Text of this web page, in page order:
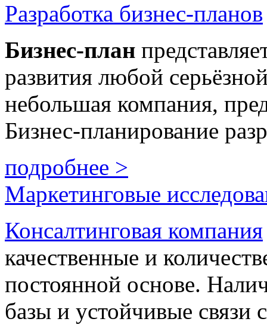
Разработка бизнес-планов
Бизнес-план
развития любой
небольшая компания,
Бизнес-планирование
подробнее >
Маркетинговые
Консалтинговая компания
качественные и
постоянной основе.
базы и устойчивые связи с